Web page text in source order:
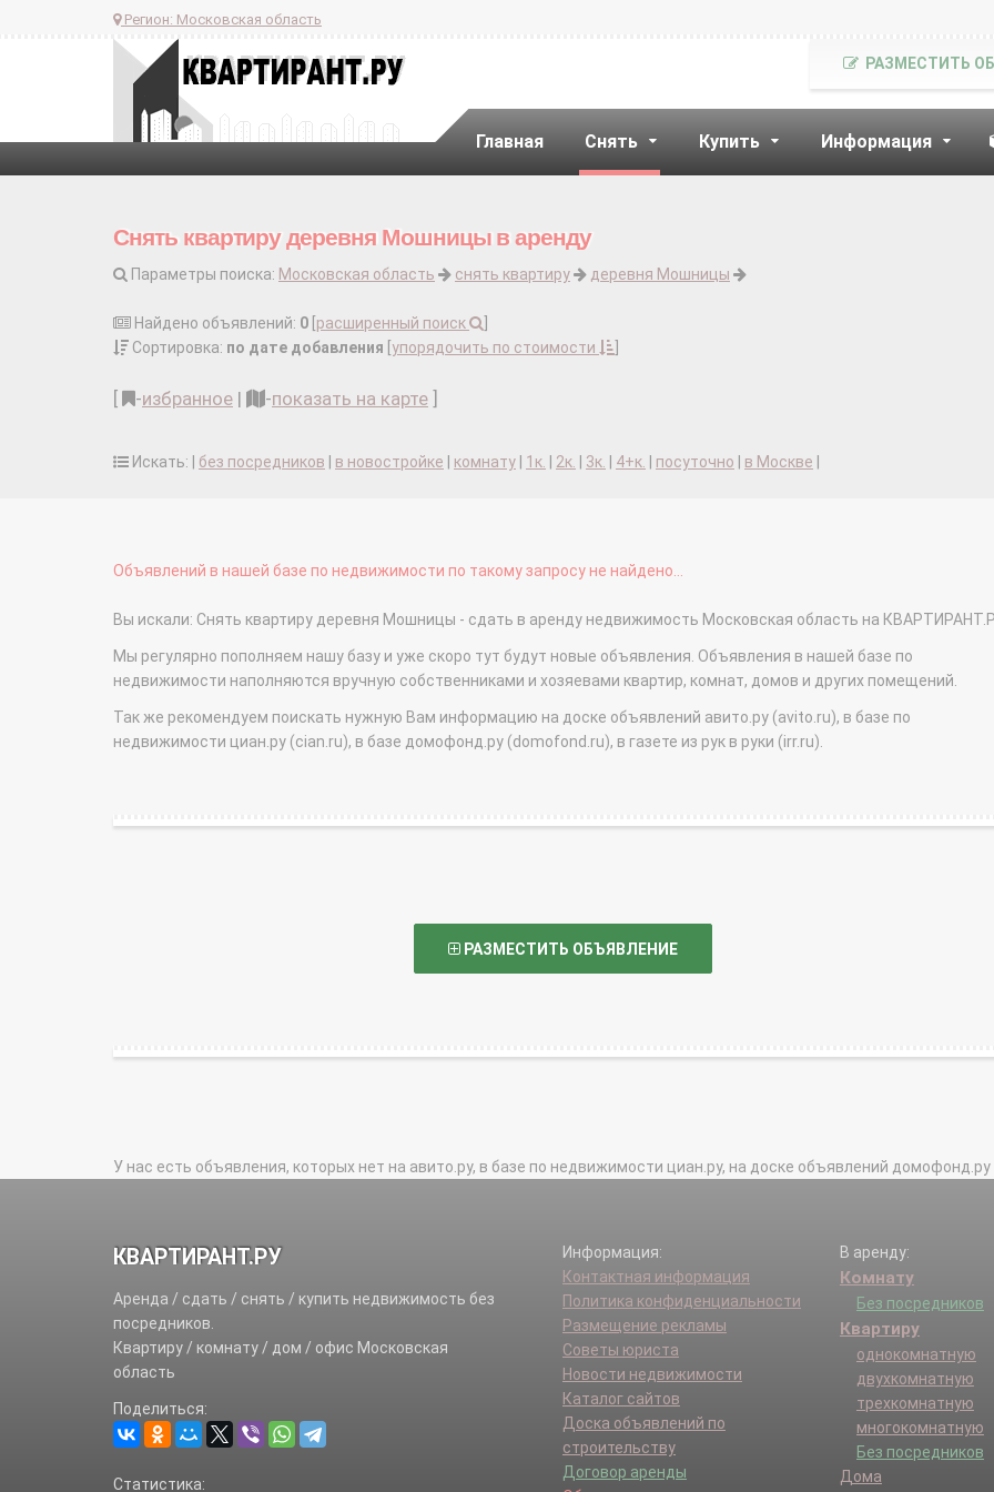
Регион: Московская область
Главная Снять Купить Информация
РАЗМЕСТИТЬ
Снять квартиру деревня Мошницы в аренду
Параметры поиска: Московская область снять квартиру деревня Мошницы
Найдено объявлений: 0 расширенный поиск
Сортировка: по дате добавления упорядочить по стоимости
-избранное | -показать на карте
Искать: | без посредников в новостройке комнату 1к. 2к. 3к. 4+к. посуточно в Москве
Объявлений в нашей базе по недвижимости по такому запросу не найдено...
Вы искали: Снять квартиру деревня Мошницы - сдать в аренду недвижимость Московская область на
Мы регулярно пополняем нашу базу и уже скоро тут будут новые объявления. Объявления в нашей базе по
недвижимости наполняются вручную собственниками и хозяевами квартир, комнат, домов и других помещений.
Так же рекомендуем поискать нужную Вам информацию на доске объявлений авито.ру (avito.ru), в базе по
недвижимости циан.ру (cian.ru), в базе домофонд.ру (domofond.ru), в газете из рук в руки (irr.ru).
РАЗМЕСТИТЬ ОБЪЯВЛЕНИЕ
У нас есть объявления, которых нет на авито.ру, в базе по недвижимости циан.ру, на доске объявлений домофонд.ру
КВАРТИРАНТ.РУ
Аренда / сдать / снять / купить недвижимость без
посредников.
Квартиру / комнату / дом / офис Московская
область
Поделиться:
Статистика:
Информация:
Контактная информация
Политика конфиденциальности
Размещение рекламы
Советы юриста
Новости недвижимости
Каталог сайтов
Доска объявлений по
строительству
Договор аренды
В аренду:
Комнату
Без посредников
Квартиру
однокомнатную
двухкомнатную
трехкомнатную
многокомнатную
Без посредников
Дома